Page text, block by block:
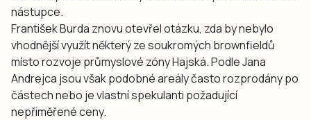
nástupce.
František Burda znovu otevřel otázku, zda by nebylo
vhodnější využít některý ze soukromých brownfieldů
místo rozvoje průmyslové zóny Hajská. Podle Jana
Andrejca jsou však podobné areály často rozprodány po
částech nebo je vlastní spekulanti požadující
nepřiměřené ceny.